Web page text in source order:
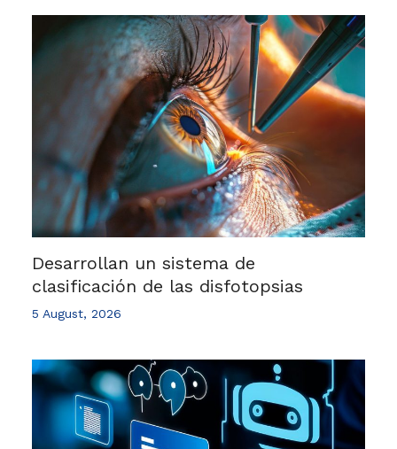
Desarrollan un sistema de
clasificación de las disfotopsias
5 August, 2026